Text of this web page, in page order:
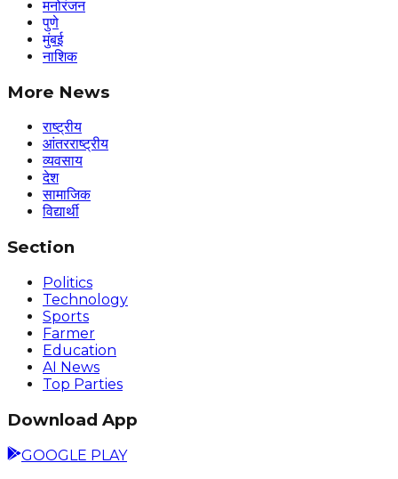
मनोरंजन
पुणे
मुंबई
नाशिक
More News
राष्ट्रीय
आंतरराष्ट्रीय
व्यवसाय
देश
सामाजिक
विद्यार्थी
Section
Politics
Technology
Sports
Farmer
Education
AI News
Top Parties
Download App
GOOGLE PLAY